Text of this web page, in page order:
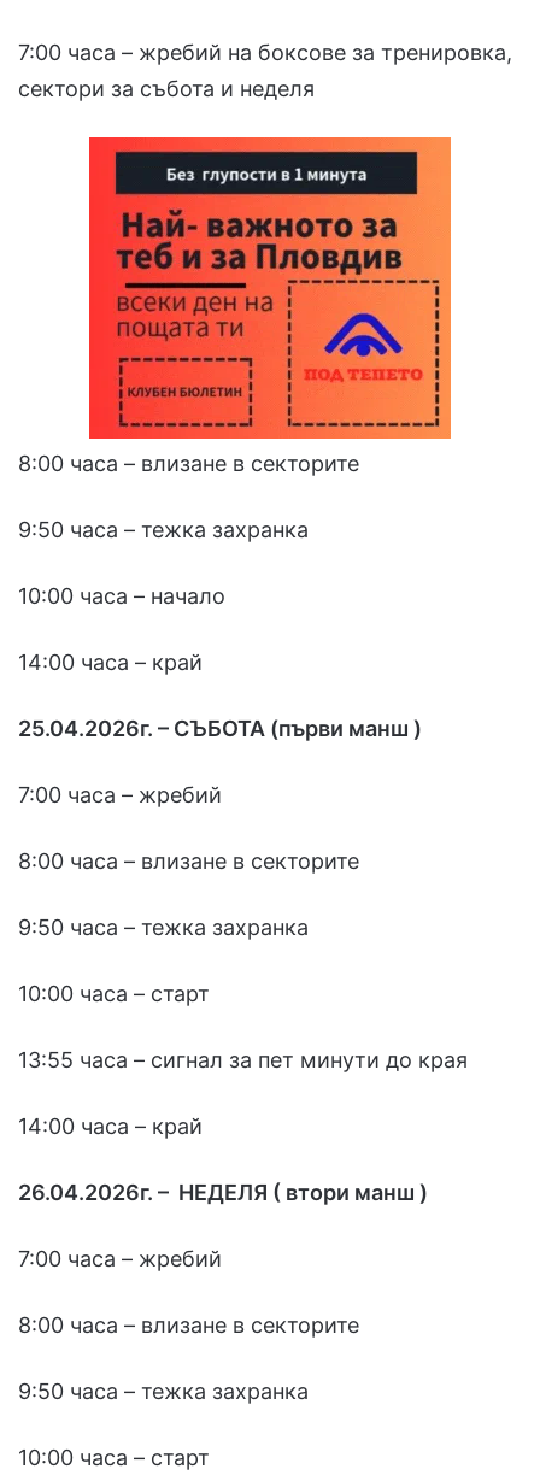
7:00 часа – жребий на боксове за тренировка,
сектори за събота и неделя
8:00 часа – влизане в секторите
9:50 часа – тежка захранка
10:00 часа – начало
14:00 часа – край
25.04.2026г. – СЪБОТА (първи манш )
7:00 часа – жребий
8:00 часа – влизане в секторите
9:50 часа – тежка захранка
10:00 часа – старт
13:55 часа – сигнал за пет минути до края
14:00 часа – край
26.04.2026г. – НЕДЕЛЯ ( втори манш )
7:00 часа – жребий
8:00 часа – влизане в секторите
9:50 часа – тежка захранка
10:00 часа – старт